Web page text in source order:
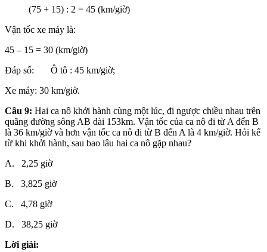
(75 + 15) : 2 = 45 (km/giờ)
Vận tốc xe máy là:
45 – 15 = 30 (km/giờ)
Đáp số: Ô tô : 45 km/giờ;
Xe máy: 30 km/giờ.
Câu 9: Hai ca nô khởi hành cùng một lúc, đi ngược chiều nhau trên
quãng đường sông AB dài 153km. Vận tốc của ca nô đi từ A đến B
là 36 km/giờ và hơn vận tốc ca nô đi từ B đến A là 4 km/giờ. Hỏi kể
từ khi khởi hành, sau bao lâu hai ca nô gặp nhau?
A. 2,25 giờ
B. 3,825 giờ
C. 4,78 giờ
D. 38,25 giờ
Lời giải: